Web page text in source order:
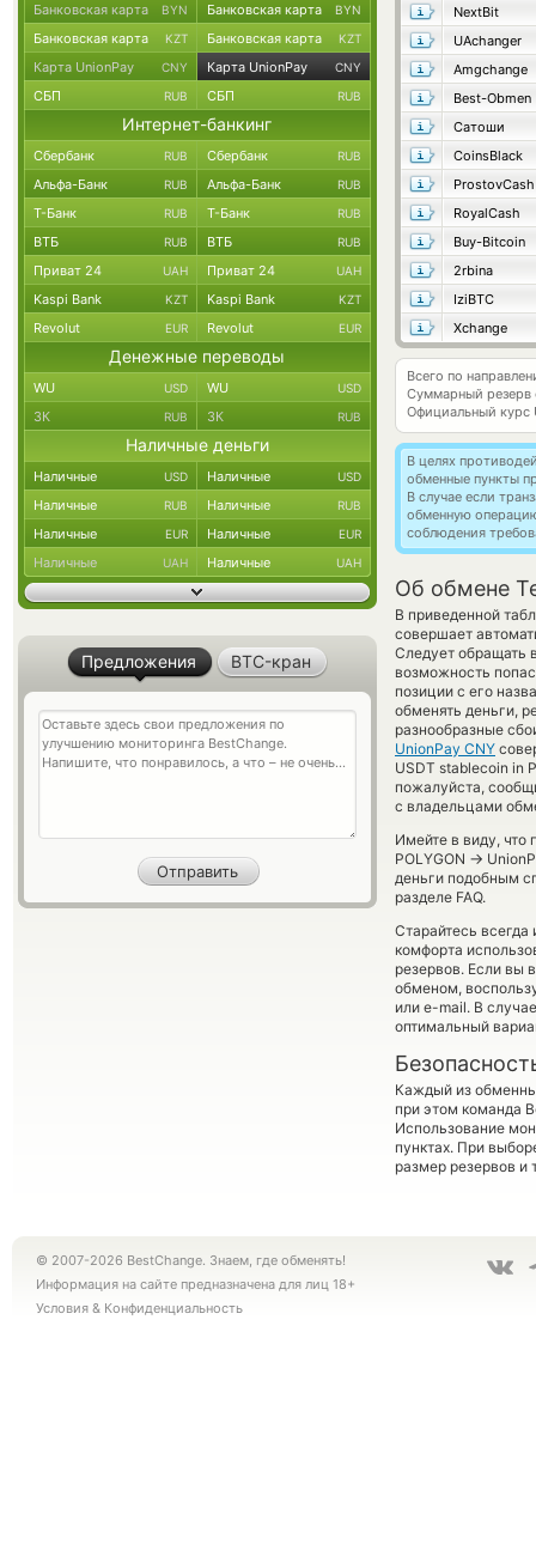
NextBit
UAchanger
Amgchange
Best-Obmen
Сатоши
CoinsBlack
ProstovCash
RoyalCash
Buy-Bitcoin
2rbina
IziBTC
Xchange
Всего по
Суммарный резерв
Официальный курс
В целях
обменные пункты
В случае если
обменную
соблюдения
Об обмене
В приведенной
совершает
Следует обращать
возможность
позиции с его
обменять деньги,
разнообразные
UnionPay CNY
USDT stablecoin in
пожалуйста,
с владельцами
Имейте в виду, что
POLYGON →
деньги подобным
разделе FAQ.
Старайтесь всегда
комфорта
резервов. Если вы
обменом,
или e-mail. В
оптимальный
Каждый из
при этом команда
Использование
пунктах. При
размер резервов и
Банковская карта BYN Банковская карта BYN
Банковская карта KZT Банковская карта KZT
Карта UnionPay CNY Карта UnionPay CNY
СБП RUB СБП RUB
Интернет-банкинг
Сбербанк RUB Сбербанк RUB
Альфа-Банк RUB Альфа-Банк RUB
Т-Банк RUB Т-Банк RUB
ВТБ RUB ВТБ RUB
Приват 24 UAH Приват 24 UAH
Kaspi Bank KZT Kaspi Bank KZT
Revolut EUR Revolut EUR
Денежные переводы
WU USD WU USD
ЗК RUB ЗК RUB
Наличные деньги
Наличные USD Наличные USD
Наличные RUB Наличные RUB
Наличные EUR Наличные EUR
Наличные UAH Наличные UAH
Предложения BTC-кран
© 2007-2026 BestChange. Знаем, где обменять!
Информация на сайте предназначена для лиц 18+
Условия & Конфиденциальность